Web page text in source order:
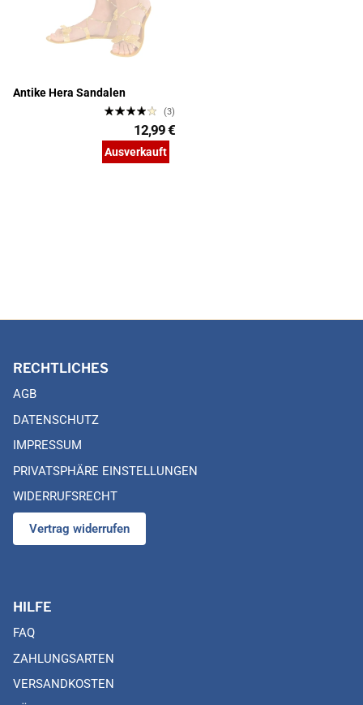
Antike Hera Sandalen
(3)
12,99 €
Ausverkauft
RECHTLICHES
AGB
DATENSCHUTZ
IMPRESSUM
PRIVATSPHÄRE EINSTELLUNGEN
WIDERRUFSRECHT
Vertrag widerrufen
HILFE
FAQ
ZAHLUNGSARTEN
VERSANDKOSTEN